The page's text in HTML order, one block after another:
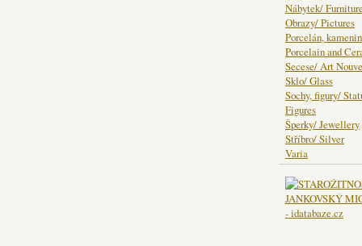
Nábytek/
Obrazy/ Pictures
Porcelán,
Porcelain and
Secese/ Art
Sklo/ Glass
Sochy, figury/
Figures
Šperky/ Jewellery
Stříbro/ Silver
Varia